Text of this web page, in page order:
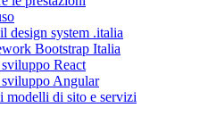
design system .italia
Bootstrap Italia
React
Angular
modelli di sito e servizi